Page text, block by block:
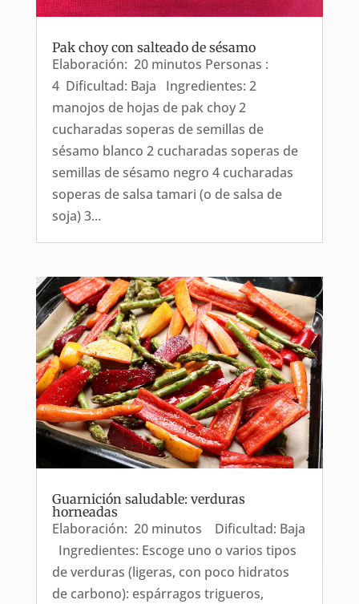
Pak choy con salteado de sésamo
Elaboración: 20 minutos Personas :
4 Dificultad: Baja Ingredientes: 2
manojos de hojas de pak choy 2
cucharadas soperas de semillas de
sésamo blanco 2 cucharadas soperas de
semillas de sésamo negro 4 cucharadas
soperas de salsa tamari (o de salsa de
soja) 3...
Guarnición saludable: verduras
horneadas
Elaboración: 20 minutos Dificultad: Baja
Ingredientes: Escoge uno o varios tipos
de verduras (ligeras, con poco hidratos
de carbono): espárragos trigueros,